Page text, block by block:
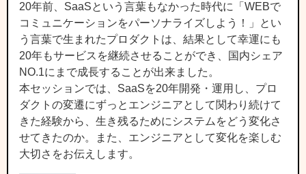
20年前、SaaSという言葉もなかった時代に「WEBで
コミュニケーションをパーソナライズしよう！」とい
う言葉で生まれたプロダクトは、結果として幸運にも
20年もサービスを継続させることができ、国内シェア
NO.1にまで成長することが出来ました。
本セッションでは、SaaSを20年開発・運用し、プロ
ダクトの変遷にずっとエンジニアとして関わり続けて
きた経験から、生き残るためにシステムをどう変化さ
せてきたのか。また、エンジニアとして変化を楽しむ
大切さをお伝えします。